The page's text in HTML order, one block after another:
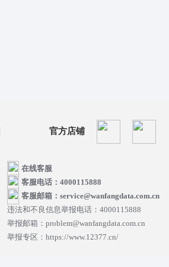
官方店铺
在线客服
客服电话：4000115888
客服邮箱：service@wanfangdata.com.cn
违法和不良信息举报电话：4000115888
举报邮箱：problem@wanfangdata.com.cn
举报专区：https://www.12377.cn/